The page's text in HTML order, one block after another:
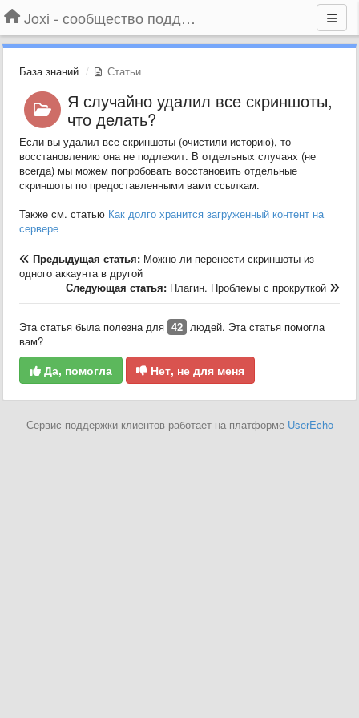
Joxi - сообщество поддержки
База знаний Статьи
Я случайно удалил все скриншоты,
что делать?
Если вы удалил все скриншоты (очистили историю), то
восстановлению она не подлежит. В отдельных случаях (не
всегда) мы можем попробовать восстановить отдельные
скриншоты по предоставленными вами ссылкам.
Также см. статью Как долго хранится загруженный контент на
сервере
Предыдущая статья: Можно ли перенести скриншоты из
одного аккаунта в другой
Следующая статья: Плагин. Проблемы с прокруткой
Эта статья была полезна для 42 людей. Эта статья помогла
вам?
Да, помогла Нет, не для меня
Сервис поддержки клиентов работает на платформе UserEcho